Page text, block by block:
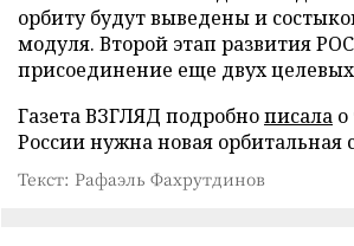
орбиту будут выведены и
модуля. Второй этап развития
присоединение еще двух
Газета ВЗГЛЯД подробнописала
России нужна новая орбитальная
Текст: Рафаэль Фахрутдинов